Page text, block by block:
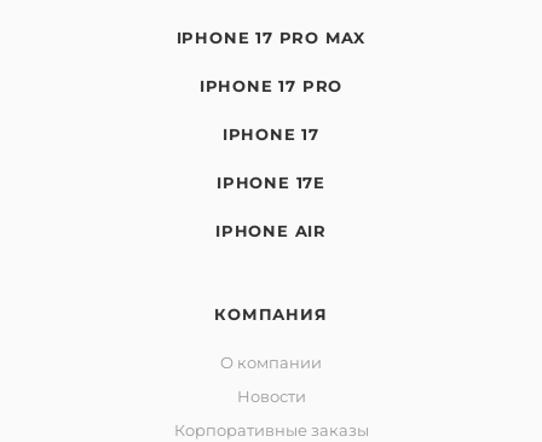
IPHONE 17 PRO MAX
IPHONE 17 PRO
IPHONE 17
IPHONE 17E
IPHONE AIR
КОМПАНИЯ
О компании
Новости
Корпоративные заказы